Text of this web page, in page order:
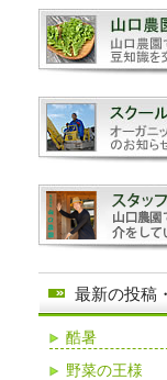
最新の投稿
酷暑
野菜の王様